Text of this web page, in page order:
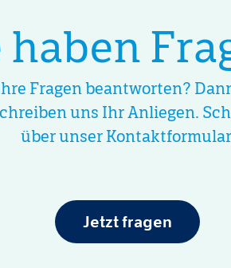
haben
Fragen beantworten?
uns Ihr Anliegen.
über unser
Jetzt fragen